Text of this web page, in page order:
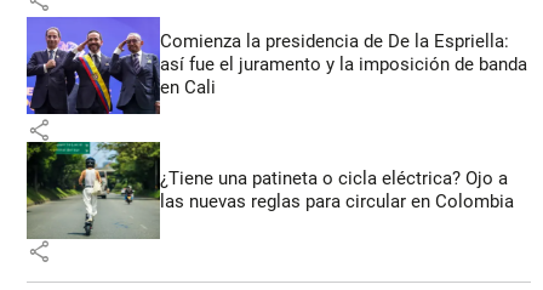
Comienza la presidencia de De la Espriella:
así fue el juramento y la imposición de banda
en Cali
share
¿Tiene una patineta o cicla eléctrica? Ojo a
las nuevas reglas para circular en Colombia
share